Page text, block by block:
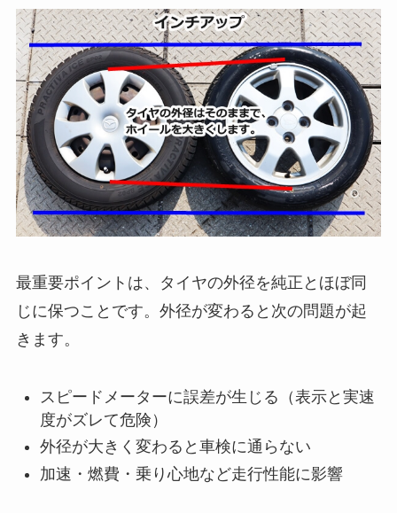
最重要ポイントは、タイヤの外径を純正とほぼ同
じに保つことです。外径が変わると次の問題が起
きます。
スピードメーターに誤差が生じる（表示と実速
度がズレて危険）
外径が大きく変わると車検に通らない
加速・燃費・乗り心地など走行性能に影響